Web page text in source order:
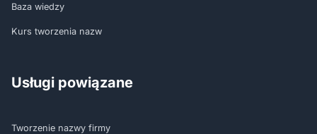
Baza wiedzy
Kurs tworzenia nazw
Usługi powiązane
Tworzenie nazwy firmy